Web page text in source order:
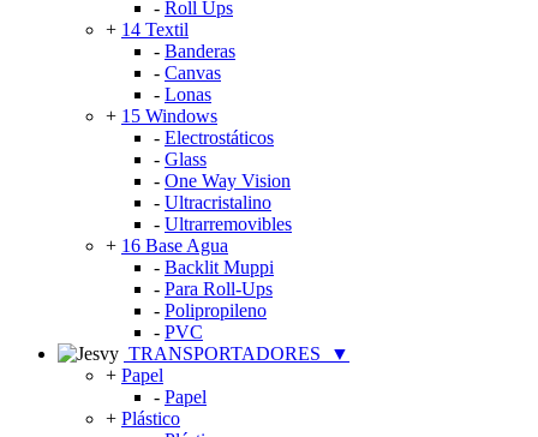
- Roll Ups
+ 14 Textil
- Banderas
- Canvas
- Lonas
+ 15 Windows
- Electrostáticos
- Glass
- One Way Vision
- Ultracristalino
- Ultrarremovibles
+ 16 Base Agua
- Backlit Muppi
- Para Roll-Ups
- Polipropileno
- PVC
TRANSPORTADORES
▼
+ Papel
- Papel
+ Plástico